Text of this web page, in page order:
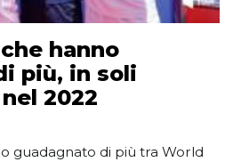
hanno
più, in soli
2022
guadagnato di più tra World